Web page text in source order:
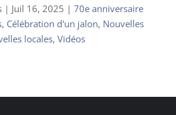
| Juil 16, 2025 | 70e anniversaire
, Célébration d'un jalon, Nouvelles
locales, Vidéos